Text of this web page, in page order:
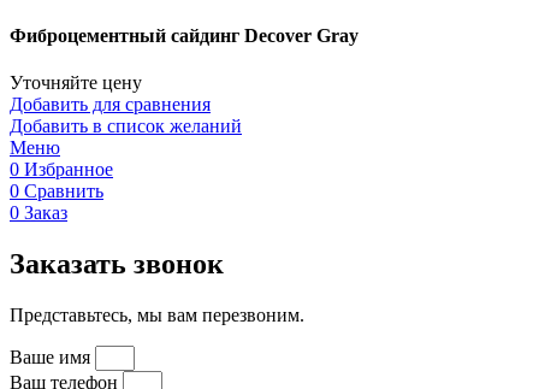
Фиброцементный сайдинг Decover Gray
Уточняйте цену
Добавить для сравнения
Добавить в список желаний
Меню
0 Избранное
0 Сравнить
0 Заказ
Заказать звонок
Представьтесь, мы вам перезвоним.
Ваше имя
Ваш телефон